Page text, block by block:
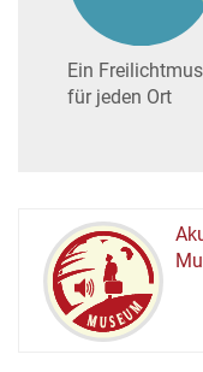
Ein
für jeden Ort
MUSEUM